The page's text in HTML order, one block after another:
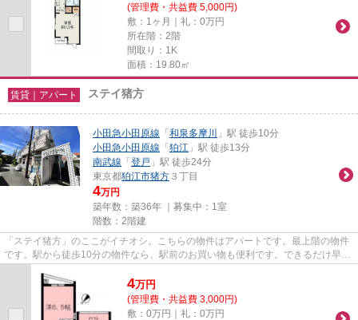
(管理費・共益費 5,000円)
敷：1ヶ月｜礼：0万円
所在階：2階
間取り：1K
面積：19.80㎡
賃貸｜アパート ステイ猪方
小田急小田原線 「和泉多摩川
」駅 徒歩10分
小田急小田原線 「狛江 」駅 徒歩13分
南武線 「登戸 」駅 徒歩24分
東京都狛江市猪方 ３丁目
4万円
築年数：築36年 ｜募集中： 1室
階数：2階建
「ステイ猪方」のここがイチオシ。こちらの物件はアパートです。最上階の物件
です。駅から徒歩10分の物件なら、駅前のお買い物も便利です。できるだけ早め
に不動産情報を集めたい方は...
4万円
(管理費・共益費 3,000円)
敷：0万円｜礼：0万円